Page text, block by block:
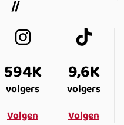
594K
volgers
Volgen
9,6K
volgers
Volgen